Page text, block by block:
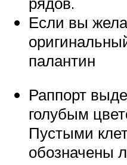
Если вы
палантин
Раппорт
голубым
Пустыми
обозначены